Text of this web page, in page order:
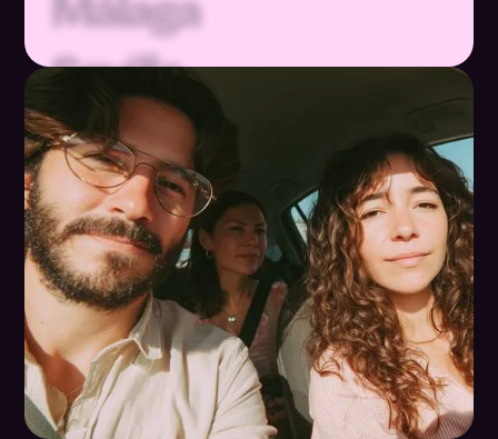
Sevilla
Huesca
Teruel
Zaragoza
Asturias
Baleares
Las Palmas